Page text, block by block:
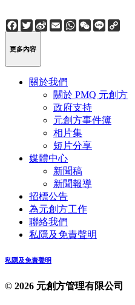
Facebook
Twitter
Sina
Weibo
EmailWhatsApp
WeChat
Line
更多內容
關於我們
關於 PMQ 元創方
政府支持
元創方事件簿
相片集
短片分享
媒體中心
新聞稿
新聞報導
招標公告
為元創方工作
聯絡我們
私隱及免責聲明
私隱及免責聲明
© 2026 元創方管理有限公司